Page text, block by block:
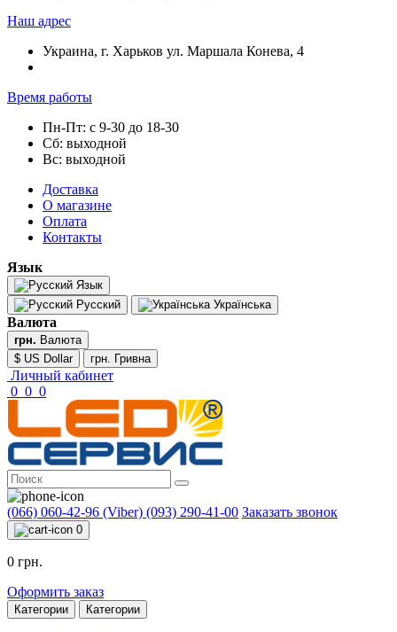
Наш адрес
Украина, г. Харьков ул. Маршала Конева, 4
Время работы
Пн-Пт: с 9-30 до 18-30
Сб: выходной
Вс: выходной
Доставка
О магазине
Оплата
Контакты
Язык
Язык
Русский
Українська
Валюта
грн. Валюта
$ US Dollar
грн. Гривна
Личный кабинет
0 0 0
(066) 060-42-96 (Viber) (093) 290-41-00 Заказать звонок
0
0 грн.
Оформить заказ
Категории Категории